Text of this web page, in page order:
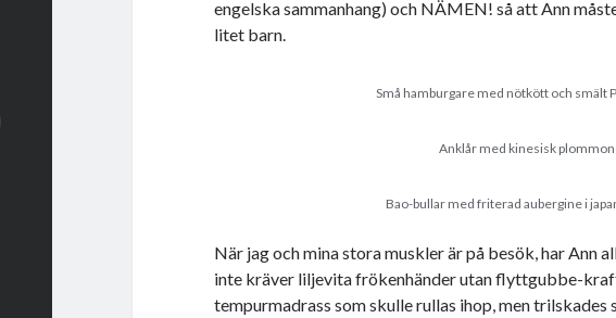
engelska sammanhang) och NÄMEN! så att Ann
litet barn.
Små hamburgare med nötkött och smält
Anklår med kinesisk
Bao-bullar med friterad aubergine i
När jag och mina stora muskler är på besök, har Ann
inte kräver liljevita frökenhänder utan flyttgubbe-
tempurmadrass som skulle rullas ihop, men trilskades